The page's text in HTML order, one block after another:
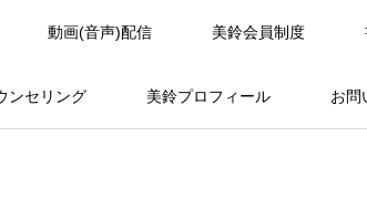
動画(音声)配信 美鈴会員制度
ンセリング 美鈴プロフィール お問